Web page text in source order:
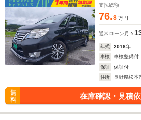
ロ アルミ 車検整備付き 一年間保証
支払総額
76.8 万円
通常ローン 月々
年式 2016年
車検
車検整備付
保証
保証付
住所
長野県松本
無
料
在庫確認・見積